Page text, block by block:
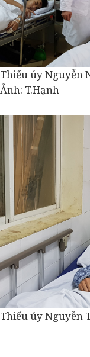
Thiếu úy Nguyễn
Ảnh: T.Hạnh
Thiếu úy Nguyễn